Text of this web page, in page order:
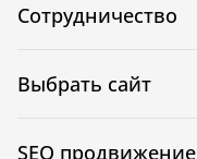
Сотрудничество
Выбрать сайт
SEO продвижение